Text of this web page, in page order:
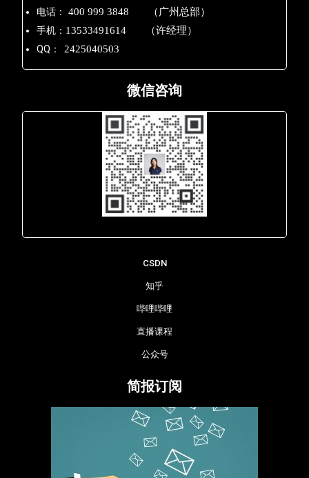
电话：
400 999 3848 （广州总部）
手机： 13533491614 （许经理）
QQ： 2425040503
微信咨询
CSDN
知乎
哔哩哔哩
直播课程
公众号
简报订阅